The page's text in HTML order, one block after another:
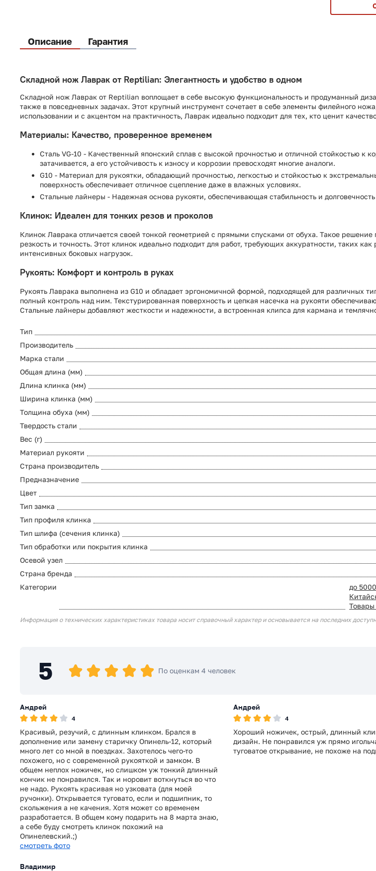
Описание Гарантия
Складной нож Лаврак от Reptilian: Элегантность и удобство в одном
Складной нож Лаврак от Reptilian воплощает в себе высокую функциональность и продуманный
также в повседневных задачах. Этот крупный инструмент сочетает в себе элементы филейного
использовании и с акцентом на практичность, Лаврак идеально подходит для тех, кто ценит
Материалы: Качество, проверенное временем
Сталь VG-10 - Качественный японский сплав с высокой прочностью и отличной стойкостью к
затачивается, а его устойчивость к износу и коррозии превосходят многие аналоги.
G10 - Материал для рукоятки, обладающий прочностью, легкостью и стойкостью к
поверхность обеспечивает отличное сцепление даже в влажных условиях.
Стальные лайнеры - Надежная основа рукояти, обеспечивающая стабильность и
Клинок: Идеален для тонких резов и проколов
Клинок Лаврака отличается своей тонкой геометрией с прямыми спусками от обуха. Такое
резкость и точность. Этот клинок идеально подходит для работ, требующих аккуратности, таких
интенсивных боковых нагрузок.
Рукоять: Комфорт и контроль в руках
Рукоять Лаврака выполнена из G10 и обладает эргономичной формой, подходящей для различных
полный контроль над ним. Текстурированная поверхность и цепкая насечка на рукояти
Стальные лайнеры добавляют жесткости и надежности, а встроенная клипса для кармана и
Тип
Производитель
Марка стали
Общая длина (мм)
Длина клинка (мм)
Ширина клинка (мм)
Толщина обуха (мм)
Твердость стали
Вес (г)
Материал рукояти
Страна производитель
Предназначение
Цвет
Тип замка
Тип профиля клинка
Тип шлифа (сечения клинка)
Тип обработки или покрытия клинка
Осевой узел
Страна бренда
Категории
до 5000
Товары
Информация о технических характеристиках товара носит справочный характер и основывается на последних
5 По оценкам 4 человек
Андрей
4
Красивый, резучий, с длинным клинком. Брался в
дополнение или замену старичку Опинель-12, который
много лет со мной в поездках. Захотелось чего-то
похожего, но с современной рукояткой и замком. В
общем неплох ножичек, но слишком уж тонкий длинный
кончик не понравился. Так и норовит воткнуться во что
не надо. Рукоять красивая но узковата (для моей
ручонки). Открывается туговато, если и подшипник, то
скольжения а не качения. Хотя может со временем
разработается. В общем кому подарить на 8 марта знаю,
а себе буду смотреть клинок похожий на
Опинелевский.;)
смотреть фото
Андрей
4
Хороший ножичек, острый, длинный
дизайн. Не понравился уж прямо
туговатое открывание, не похоже на
Владимир